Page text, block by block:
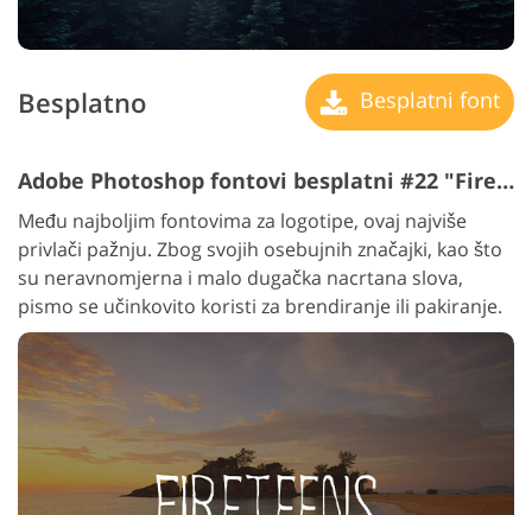
Besplatno Besplatni font
Adobe Photoshop fontovi besplatni #22 "Fireteens"
Među najboljim fontovima za logotipe, ovaj najviše
privlači pažnju. Zbog svojih osebujnih značajki, kao što
su neravnomjerna i malo dugačka nacrtana slova,
pismo se učinkovito koristi za brendiranje ili pakiranje.